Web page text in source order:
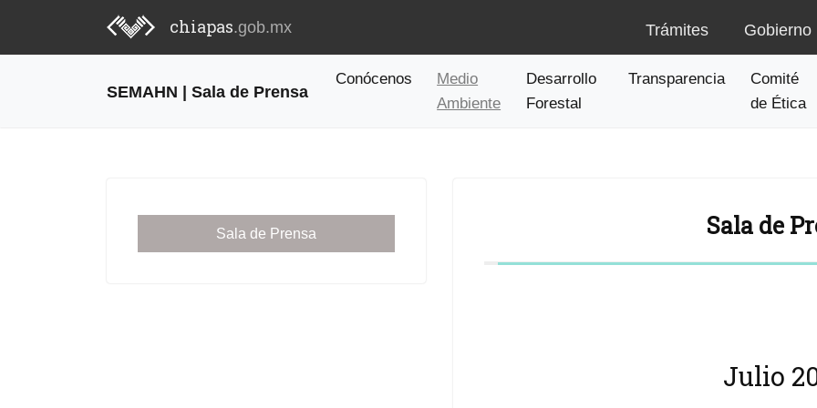
chiapas.gob.mx Trámites Gobierno
SEMAHN | Sala de Prensa
Conócenos
Medio
Ambiente
Desarrollo
Forestal
Transparencia
Comité
de Ética
Sala de Prensa Sala de
Julio